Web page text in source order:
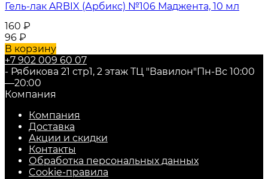
Гель-лак ARBIX (Арбикс) №106 Маджента, 10 мл
160 ₽
96 ₽
В корзину
+7 902 009 60 07
- Рябикова 21 стр1, 2 этаж ТЦ "Вавилон"Пн-Вс 10:00
—20:00
Компания
Компания
Доставка
Акции и скидки
Контакты
Обработка персональных данных
Cookie-правила